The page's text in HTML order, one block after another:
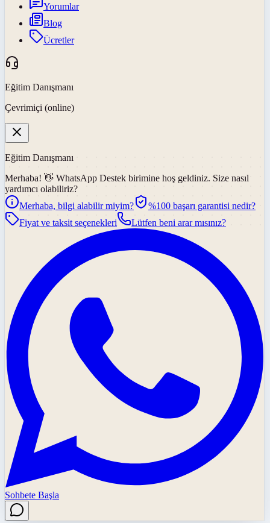
Yorumlar
Blog
Ücretler
Eğitim Danışmanı
Çevrimiçi (online)
Eğitim Danışmanı
Merhaba! 👋 WhatsApp Destek birimine hoş geldiniz. Size nasıl
yardımcı olabiliriz?
Merhaba, bilgi alabilir miyim?
%100 başarı garantisi nedir?
Fiyat ve taksit seçenekleri
Lütfen beni arar mısınız?
Sohbete Başla